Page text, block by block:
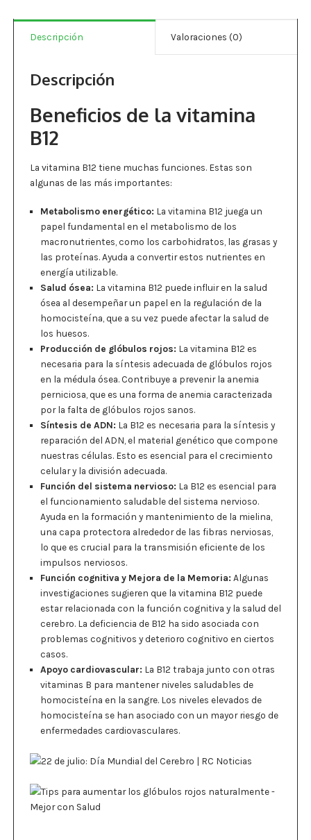
Salud Visual
Multivitaminas Adultos 50 Años A Más
Multivitaminas Niños
tabletas
cantidad
Descripción Valoraciones (0)
Descripción
Beneficios de la vitamina
B12
La vitamina B12 tiene muchas funciones. Estas son
algunas de las más importantes:
Metabolismo energético: La vitamina B12 juega un
papel fundamental en el metabolismo de los
macronutrientes, como los carbohidratos, las grasas y
las proteínas. Ayuda a convertir estos nutrientes en
energía utilizable.
Salud ósea: La vitamina B12 puede influir en la salud
ósea al desempeñar un papel en la regulación de la
homocisteína, que a su vez puede afectar la salud de
los huesos.
Producción de glóbulos rojos: La vitamina B12 es
necesaria para la síntesis adecuada de glóbulos rojos
en la médula ósea. Contribuye a prevenir la anemia
perniciosa, que es una forma de anemia caracterizada
por la falta de glóbulos rojos sanos.
Síntesis de ADN: La B12 es necesaria para la síntesis y
reparación del ADN, el material genético que compone
nuestras células. Esto es esencial para el crecimiento
celular y la división adecuada.
Función del sistema nervioso: La B12 es esencial para
el funcionamiento saludable del sistema nervioso.
Ayuda en la formación y mantenimiento de la mielina,
una capa protectora alrededor de las fibras nerviosas,
lo que es crucial para la transmisión eficiente de los
impulsos nerviosos.
Función cognitiva y Mejora de la Memoria: Algunas
investigaciones sugieren que la vitamina B12 puede
estar relacionada con la función cognitiva y la salud del
cerebro. La deficiencia de B12 ha sido asociada con
problemas cognitivos y deterioro cognitivo en ciertos
casos.
Apoyo cardiovascular: La B12 trabaja junto con otras
vitaminas B para mantener niveles saludables de
homocisteína en la sangre. Los niveles elevados de
homocisteína se han asociado con un mayor riesgo de
enfermedades cardiovasculares.